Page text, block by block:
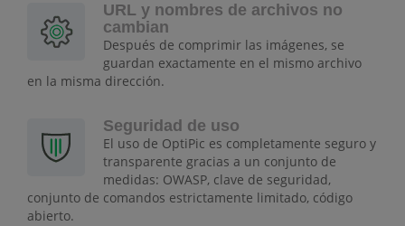
URL y nombres de archivos no
cambian
Después de comprimir las imágenes, se
guardan exactamente en el mismo archivo
en la misma dirección.
Seguridad de uso
El uso de OptiPic es completamente seguro y
transparente gracias a un conjunto de
medidas: OWASP, clave de seguridad,
conjunto de comandos estrictamente limitado, código
abierto.